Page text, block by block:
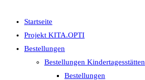
Startseite
Projekt KITA.OPTI
Bestellungen
Bestellungen Kindertagesstätten
Bestellungen